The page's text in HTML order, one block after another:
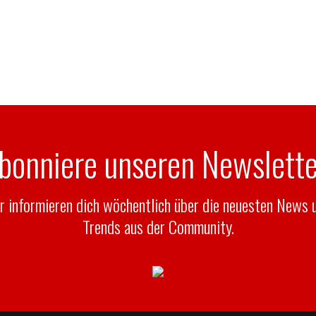
unseren
informieren dich wöchentlich über die neuesten News
Trends aus der Community.